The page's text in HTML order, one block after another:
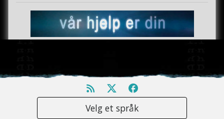
Velg et språk